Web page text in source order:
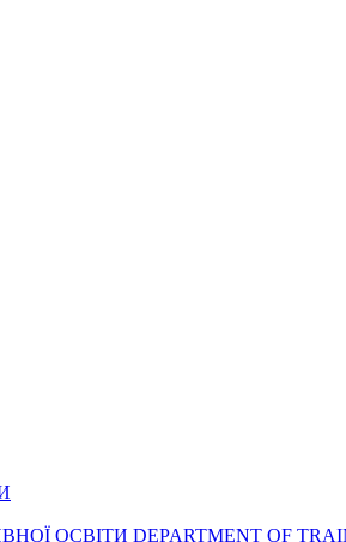
DEPARTMENT OF